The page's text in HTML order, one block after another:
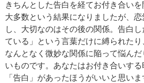
きちんとした告白を経てお付き合い
大多数という結果になりましたが、
し、大切なのはその後の関係。告白
ている」という言葉だけに縛られたり
なんとなく微妙な関係に陥って悩ん
いものです。あなたはお付き合いす
「告白」があったほうがいいと思いま